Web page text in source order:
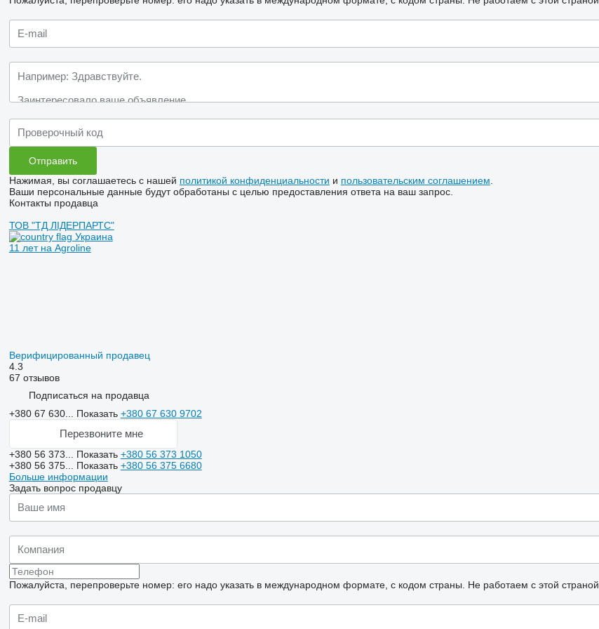
Нажимая, вы соглашаетесь с нашей политикой конфиденциальности и пользовательским соглашением
Ваши персональные данные будут обработаны с целью предоставления ответа на ваш запрос.
Контакты продавца
ТОВ "ТД ЛІДЕРПАРТС"
Украина
11 лет на Agroline
Верифицированный продавец
4.3
67 отзывов
Подписаться на продавца
+380 67 630... Показать +380 67 630 9702
Перезвоните мне
+380 56 373... Показать +380 56 373 1050
+380 56 375... Показать +380 56 375 6680
Больше информации
Задать вопрос продавцу
Пожалуйста, перепроверьте номер: его надо указать в международном формате, с кодом страны. Не работаем с этой страной